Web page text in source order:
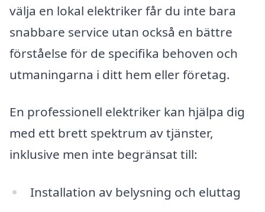
välja en lokal elektriker får du inte bara
snabbare service utan också en bättre
förståelse för de specifika behoven och
utmaningarna i ditt hem eller företag.
En professionell elektriker kan hjälpa dig
med ett brett spektrum av tjänster,
inklusive men inte begränsat till:
Installation av belysning och eluttag